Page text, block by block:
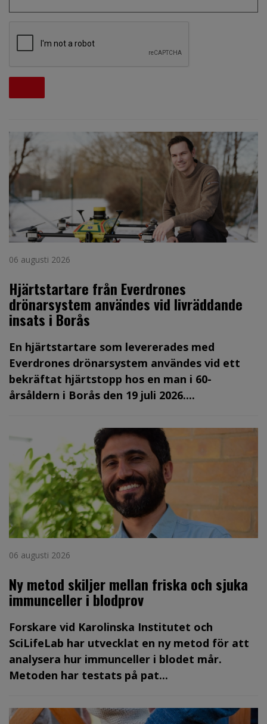
06 augusti 2026
Hjärtstartare från Everdrones
drönarsystem användes vid livräddande
insats i Borås
En hjärtstartare som levererades med
Everdrones drönarsystem användes vid ett
bekräftat hjärtstopp hos en man i 60-
årsåldern i Borås den 19 juli 2026....
06 augusti 2026
Ny metod skiljer mellan friska och sjuka
immunceller i blodprov
Forskare vid Karolinska Institutet och
SciLifeLab har utvecklat en ny metod för att
analysera hur immunceller i blodet mår.
Metoden har testats på pat...